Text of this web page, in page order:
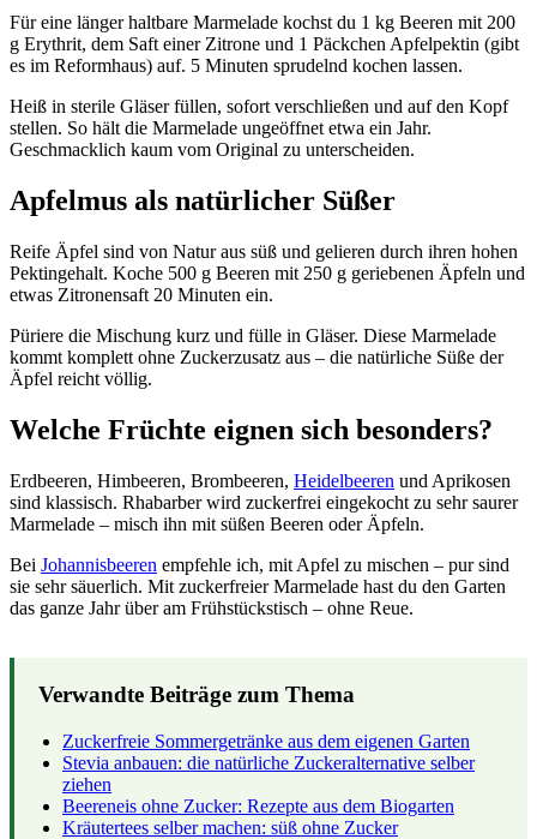
Für eine länger haltbare Marmelade kochst du 1 kg Beeren mit 200
g Erythrit, dem Saft einer Zitrone und 1 Päckchen Apfelpektin (gibt
es im Reformhaus) auf. 5 Minuten sprudelnd kochen lassen.
Heiß in sterile Gläser füllen, sofort verschließen und auf den Kopf
stellen. So hält die Marmelade ungeöffnet etwa ein Jahr.
Geschmacklich kaum vom Original zu unterscheiden.
Apfelmus als natürlicher Süßer
Reife Äpfel sind von Natur aus süß und gelieren durch ihren hohen
Pektingehalt. Koche 500 g Beeren mit 250 g geriebenen Äpfeln und
etwas Zitronensaft 20 Minuten ein.
Püriere die Mischung kurz und fülle in Gläser. Diese Marmelade
kommt komplett ohne Zuckerzusatz aus – die natürliche Süße der
Äpfel reicht völlig.
Welche Früchte eignen sich besonders?
Erdbeeren, Himbeeren, Brombeeren, Heidelbeeren und Aprikosen
sind klassisch. Rhabarber wird zuckerfrei eingekocht zu sehr saurer
Marmelade – misch ihn mit süßen Beeren oder Äpfeln.
Bei Johannisbeeren empfehle ich, mit Apfel zu mischen – pur sind
sie sehr säuerlich. Mit zuckerfreier Marmelade hast du den Garten
das ganze Jahr über am Frühstückstisch – ohne Reue.
Verwandte Beiträge zum Thema
Zuckerfreie Sommergetränke aus dem eigenen Garten
Stevia anbauen: die natürliche Zuckeralternative selber
ziehen
Beereneis ohne Zucker: Rezepte aus dem Biogarten
Kräutertees selber machen: süß ohne Zucker